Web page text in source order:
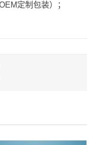
定制包装）；